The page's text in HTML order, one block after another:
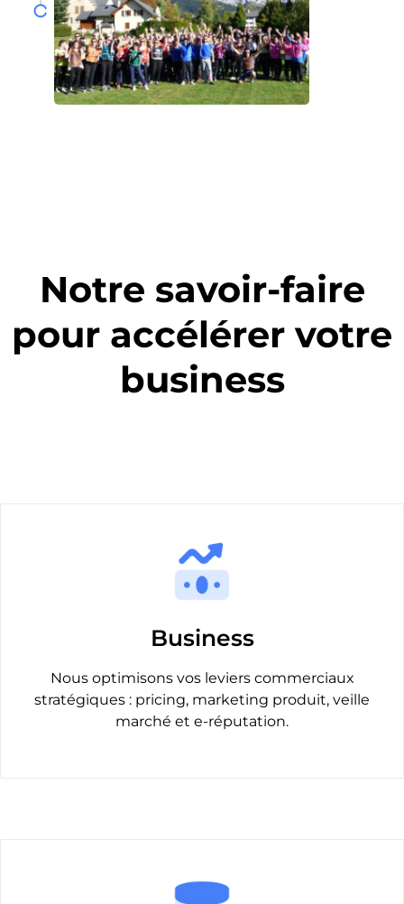
Notre savoir-faire
pour accélérer votre
business
Business
Nous optimisons vos leviers commerciaux
stratégiques : pricing, marketing produit, veille
marché et e-réputation.